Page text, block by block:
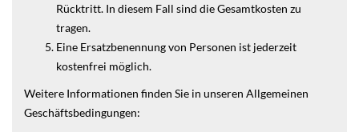
Rücktritt. In diesem Fall sind die Gesamtkosten zu
tragen.
Eine Ersatzbenennung von Personen ist jederzeit
kostenfrei möglich.
Weitere Informationen finden Sie in unseren Allgemeinen
Geschäftsbedingungen: